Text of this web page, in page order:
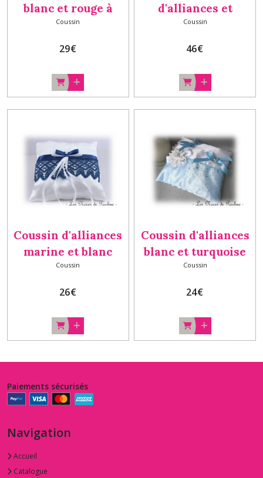
blanc et rouge à
fleur Textile
Coussin
29€
d'alliances et
jarretière ivoire et
Coussin
46€
Coussin d'alliances
marine et blanc
Noeud et dentelle
Coussin
26€
Coussin d'alliances
blanc et turquoise
avec paillettes
Coussin
24€
Paiements sécurisés
Navigation
Accueil
Catalogue